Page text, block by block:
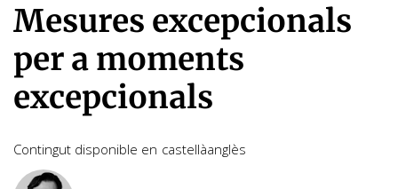
Mesures excepcionals
per a moments
excepcionals
Contingut disponible en castellàanglès